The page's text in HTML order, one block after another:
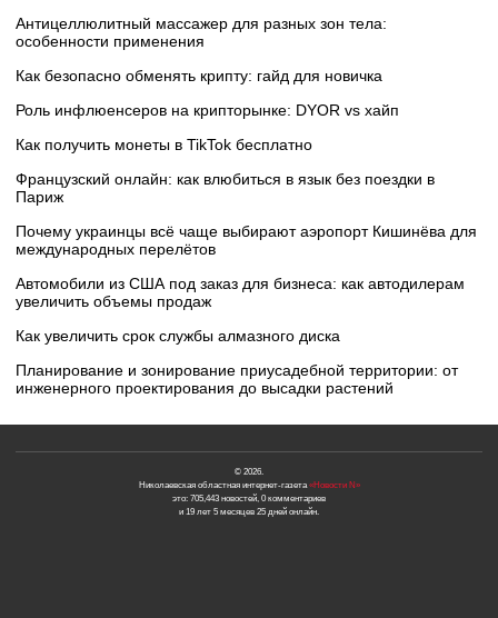
Антицеллюлитный массажер для разных зон тела:
особенности применения
Как безопасно обменять крипту: гайд для новичка
Роль инфлюенсеров на крипторынке: DYOR vs хайп
Как получить монеты в TikTok бесплатно
Французский онлайн: как влюбиться в язык без поездки в
Париж
Почему украинцы всё чаще выбирают аэропорт Кишинёва для
международных перелётов
Автомобили из США под заказ для бизнеса: как автодилерам
увеличить объемы продаж
Как увеличить срок службы алмазного диска
Планирование и зонирование приусадебной территории: от
инженерного проектирования до высадки растений
© 2026.
Николаевская областная интернет-газета«Новости N»
это: 705,443 новостей, 0 комментариев
и 19 лет 5 месяцев 25 дней онлайн.